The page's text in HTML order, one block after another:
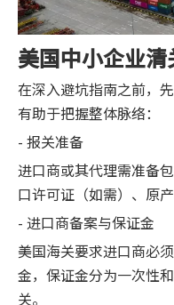
美国中小企业
在深入避坑指南之前，
有助于把握整体脉络：
- 报关准备
进口商或其代理需准备
口许可证（如需）、原
- 进口商备案与保证金
美国海关要求进口商必
金，保证金分为一次性
关。